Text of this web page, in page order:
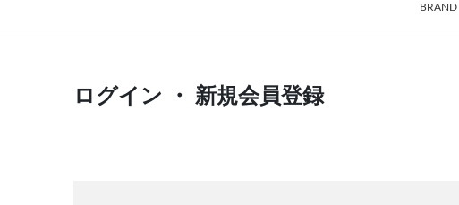
BRAND
ログイン ・ 新規会員登録